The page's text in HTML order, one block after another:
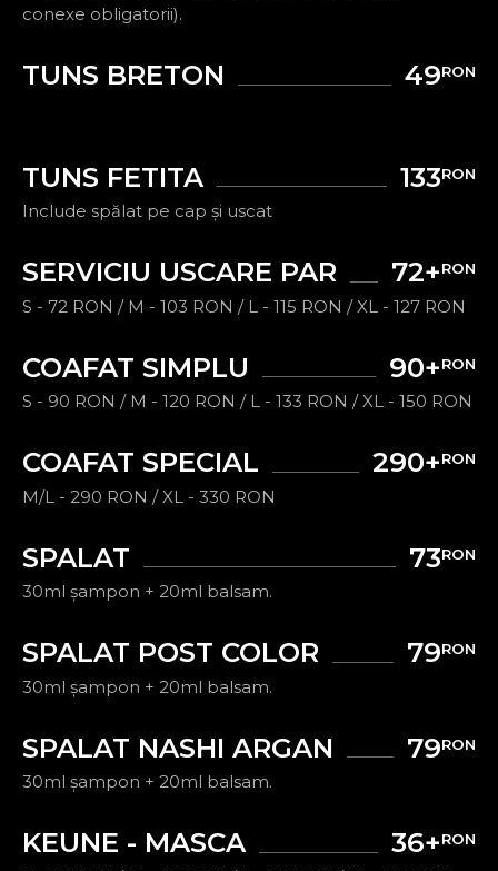
conexe obligatorii).
TUNS BRETON 49RON
TUNS FETITA 133RON
Include spălat pe cap și uscat
SERVICIU USCARE PAR 72+RON
S - 72 RON / M - 103 RON / L - 115 RON / XL - 127 RON
COAFAT SIMPLU 90+RON
S - 90 RON / M - 120 RON / L - 133 RON / XL - 150 RON
COAFAT SPECIAL 290+RON
M/L - 290 RON / XL - 330 RON
SPALAT 73RON
30ml șampon + 20ml balsam.
SPALAT POST COLOR 79RON
30ml șampon + 20ml balsam.
SPALAT NASHI ARGAN 79RON
30ml șampon + 20ml balsam.
KEUNE - MASCA 36+RON